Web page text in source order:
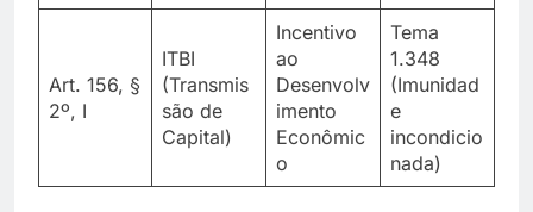
Art. 156, §
2º, I
ITBI
(Transmis
são de
Capital)
Incentivo
ao
Desenvolv
imento
Econômic
o
Tema
1.348
(Imunidad
e
incondicio
nada)